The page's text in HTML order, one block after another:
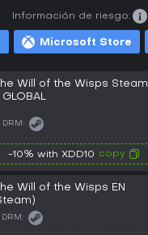
Microsoft Store
Información de riesgo:
Will of the Wisps Steam
DRM:
-10% with XDD10 copy
Will of the Wisps EN
DRM: